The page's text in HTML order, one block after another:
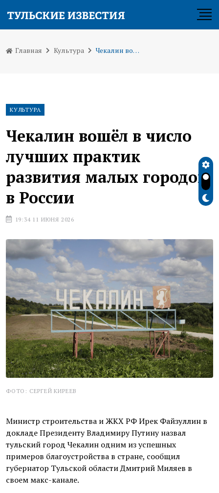
Главная Культура Чекалин вошёл в число лучших практик развития малых городов в России
КУЛЬТУРА
Чекалин вошёл в число
лучших практик
развития малых городов
в России
19:34 11 ИЮНЯ 2026
ФОТО: СЕРГЕЙ КИРЕЕВ
Министр строительства и ЖКХ РФ Ирек Файзуллин в
докладе Президенту Владимиру Путину назвал
тульский город Чекалин одним из успешных
примеров благоустройства в стране, сообщил
губернатор Тульской области Дмитрий Миляев в
своем макс-канале.